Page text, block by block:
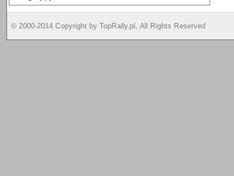
© 2000-2014 Copyright by TopRally.pl, All Rights Reserved